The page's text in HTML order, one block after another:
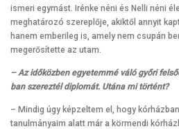
ismeri egymást. Irénke néni és Nelli néni
meghatározó szereplője, akiktől annyit
hanem emberileg is, amely nem csupán
megerősítette az utam.
– Az időközben egyetemmé váló győri
ban szereztél diplomát. Utána mi történt?
– Mindig úgy képzeltem el, hogy
tanulmányaim alatt már a körmendi